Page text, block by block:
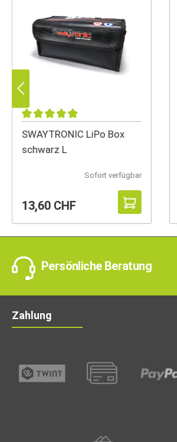
SWAYTRONIC LiPo Box
schwarz L
Sofort verfügbar
13,60 CHF
Persönliche Beratung
Zahlung